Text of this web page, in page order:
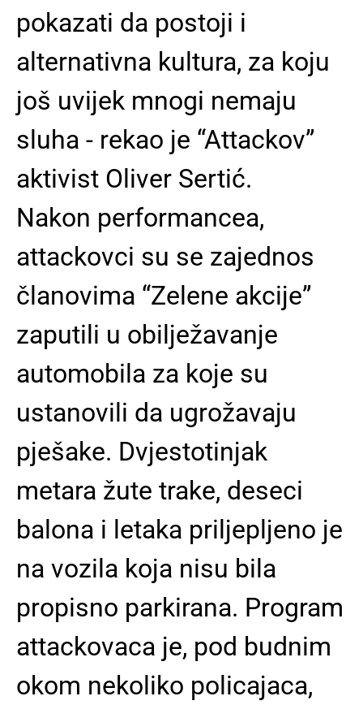
pokazati da postoji i
alternativna kultura, za koju
još uvijek mnogi nemaju
sluha - rekao je “Attackov”
aktivist Oliver Sertić.
Nakon performancea,
attackovci su se zajednos
članovima “Zelene akcije”
zaputili u obilježavanje
automobila za koje su
ustanovili da ugrožavaju
pješake. Dvjestotinjak
metara žute trake, deseci
balona i letaka priljepljeno je
na vozila koja nisu bila
propisno parkirana. Program
attackovaca je, pod budnim
okom nekoliko policajaca,